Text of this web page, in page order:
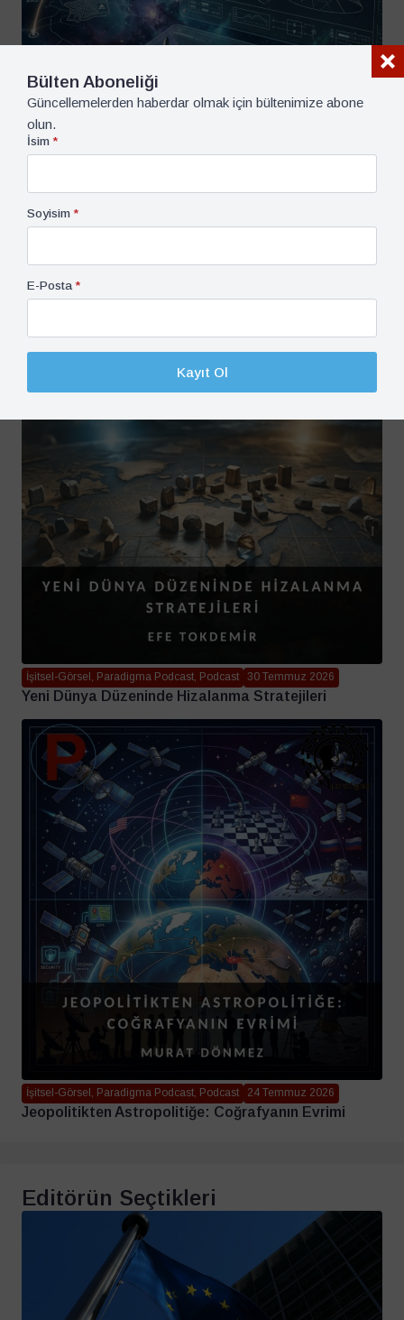
Ufkun Ötesinde: İsrail Uzay Programının Stratejik
Güvenlik Rolünün Değerlendirilmesi
İşitsel-Görsel, Paradigma Podcast, Podcast 30 Temmuz 2026
Yeni Dünya Düzeninde Hizalanma Stratejileri
İşitsel-Görsel, Paradigma Podcast, Podcast 24 Temmuz 2026
Jeopolitikten Astropolitiğe: Coğrafyanın Evrimi
Editörün Seçtikleri
Bülten Aboneliği
Güncellemelerden haberdar olmak için bültenimize abone
olun.
İsim *
Soyisim *
E-Posta *
Kayıt Ol